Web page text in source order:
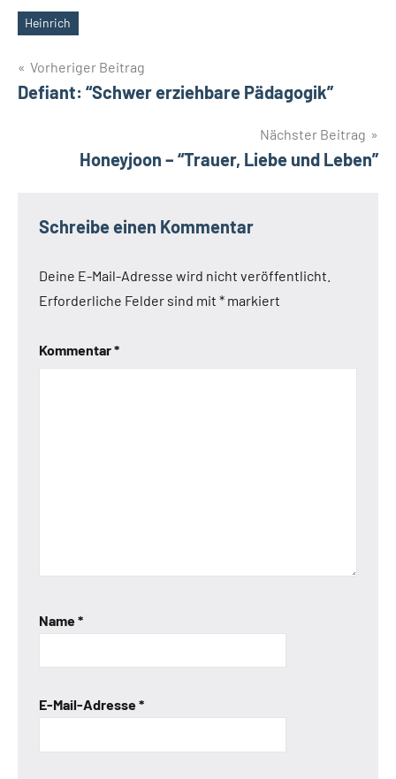
Schlagwörter
Heinrich
Beitragsnavigation
Vorheriger Beitrag
Defiant: “Schwer erziehbare Pädagogik”
Nächster Beitrag
Honeyjoon – “Trauer, Liebe und Leben”
Schreibe einen Kommentar
Deine E-Mail-Adresse wird nicht veröffentlicht.
Erforderliche Felder sind mit * markiert
Kommentar*
Name*
E-Mail-Adresse*